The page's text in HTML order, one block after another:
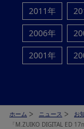
2011年
2006年
2001年
ホーム ニュース お
「M.ZUIKO DIGITAL ED